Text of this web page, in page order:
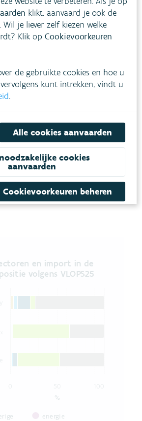
chart.
op basis van depositiesnelheden
en import:
emissies, vooral van de
-depositie in Vlaanderen is
emissies buiten Vlaanderen.
is de belangrijkste bron
gedeelte van de NOy-
en import in de
6 data series.
X axis displaying categories.
%
en import in de
volgens VLOPS25
energie
klikt, aanvaard je ook de
je liever zelf kiezen welke
Klik opCookievoorkeuren
de gebruikte cookies en hoe u
kunt intrekken, vindt u
.
Alle cookies aanvaarden
cookies
aanvaarden
Cookievoorkeuren beheren